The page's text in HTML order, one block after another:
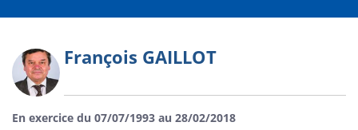
Photo François GAILLOT
En exercice du 07/07/1993 au 28/02/2018